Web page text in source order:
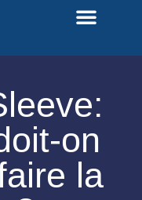
on
la